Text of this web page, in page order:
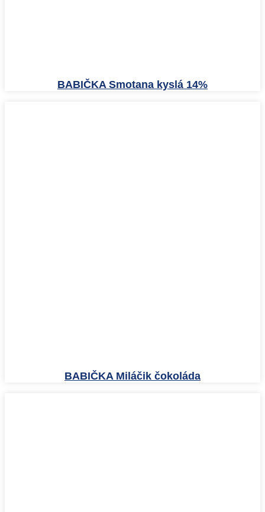
BABIČKA Smotana kyslá 14%
BABIČKA Miláčik čokoláda